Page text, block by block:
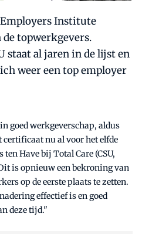
Institute
topwerkgevers.
staat al jaren in de lijst en
weer een top employer
goed werkgeverschap, aldus
nu al voor het elfde
Have bij Total Care (CSU,
is opnieuw een bekroning van
op de eerste plaats te zetten.
effectief is en goed
deze tijd."